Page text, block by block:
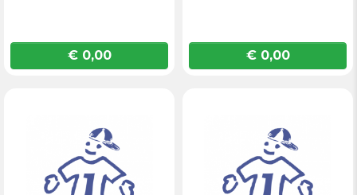
Prijs
€ 0,00
Prijs
€ 0,00